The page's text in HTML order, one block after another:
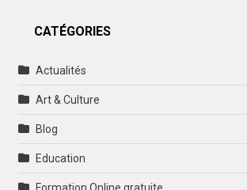
CATÉGORIES
Actualités
Art & Culture
Blog
Education
Formation Online gratuite